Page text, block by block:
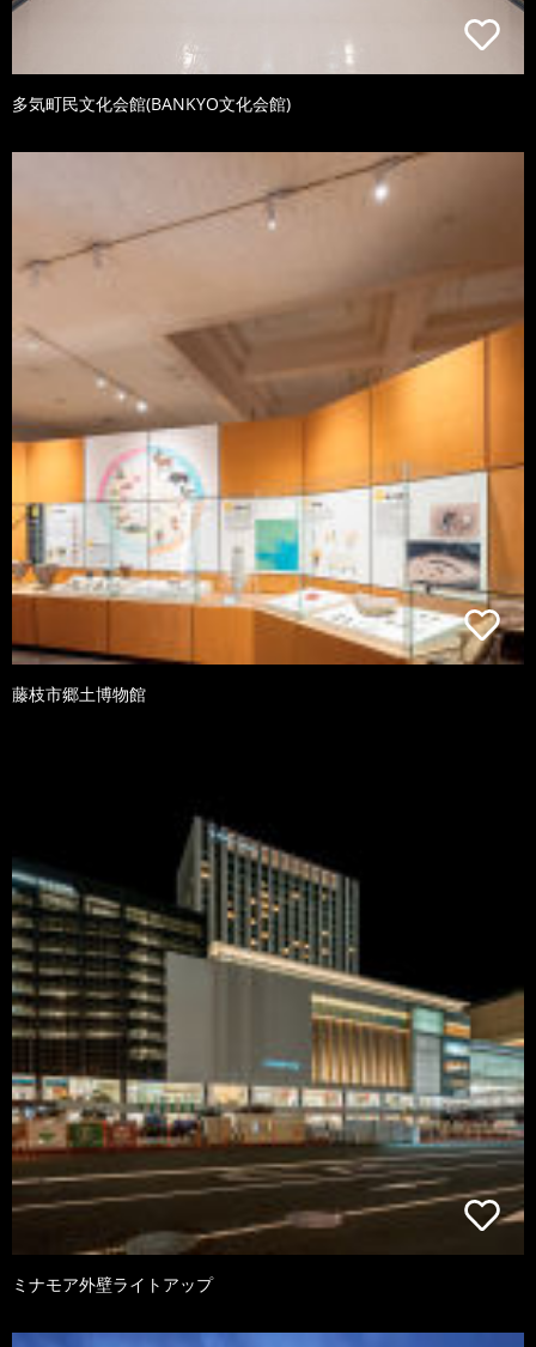
多気町民文化会館(BANKYO文化会館)
藤枝市郷土博物館
ミナモア外壁ライトアップ